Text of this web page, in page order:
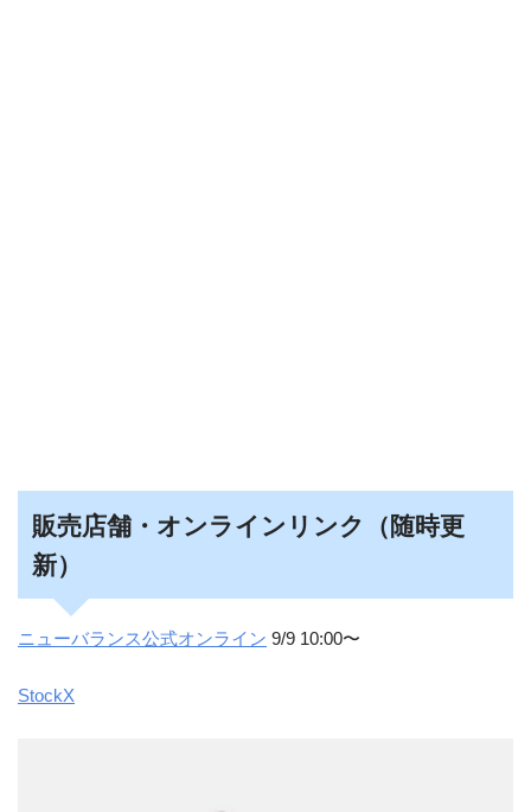
販売店舗・オンラインリンク（随時更
新）
ニューバランス公式オンライン 9/9 10:00〜
StockX